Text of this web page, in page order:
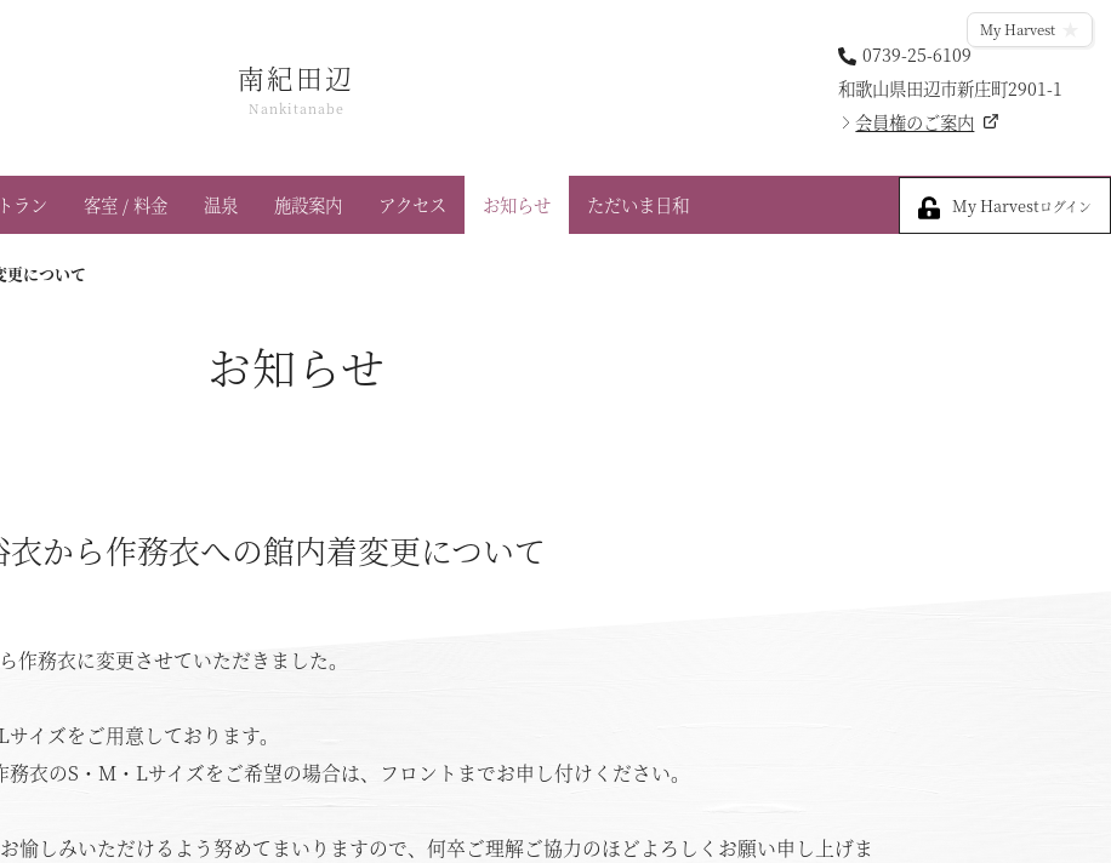
南紀田辺
Nankitanabe
0739-25-6109
和歌山県田辺市新庄町2901-1
会員権のご案内
My Harvest
ラン 客室 / 料金 温泉 施設案内 アクセス お知らせ ただいま日和 My Harvestログイン
について
お知らせ
衣から作務衣への館内着変更について
作務衣に変更させていただきました。
イズをご用意しております。
衣のS・M・Lサイズをご希望の場合は、フロントまでお申し付けください。
愉しみいただけるよう努めてまいりますので、何卒ご理解ご協力のほどよろしくお願い申し上げま